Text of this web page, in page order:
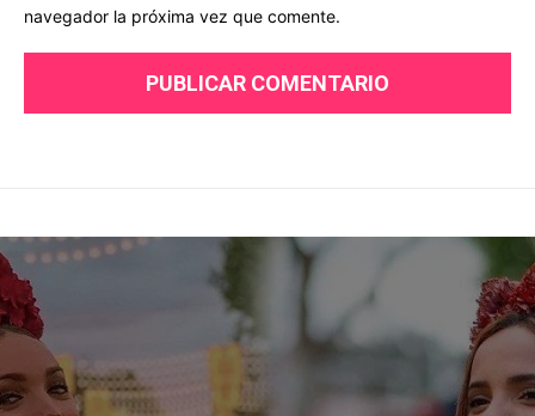
navegador la próxima vez que comente.